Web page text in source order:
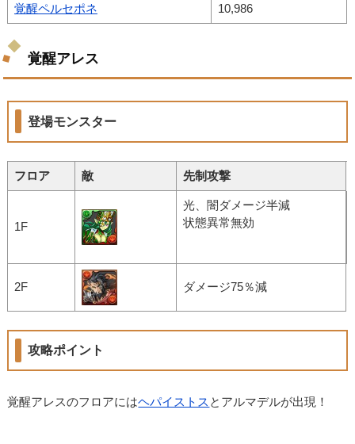
覚醒ペルセポネ 10,986
覚醒アレス
登場モンスター
フロア 敵 先制攻撃
1F
光、闇ダメージ半減
状態異常無効
2F ダメージ75％減
攻略ポイント
覚醒アレスのフロアにはヘパイストス とアルマデルが出現！